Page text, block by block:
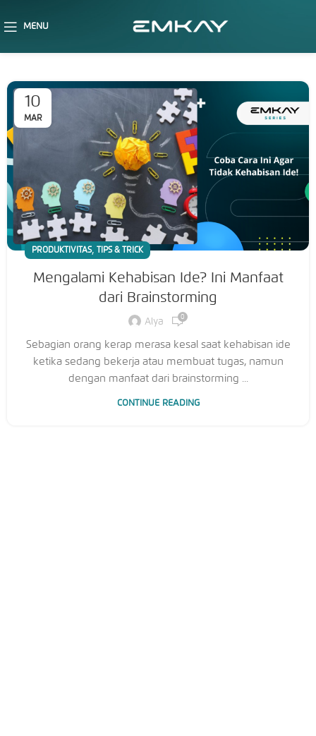
MENU
10
MAR
PRODUKTIVITAS, TIPS & TRICK
Mengalami Kehabisan Ide? Ini Manfaat
dari Brainstorming
Alya 0
Sebagian orang kerap merasa kesal saat kehabisan ide
ketika sedang bekerja atau membuat tugas, namun
dengan manfaat dari brainstorming ...
CONTINUE READING